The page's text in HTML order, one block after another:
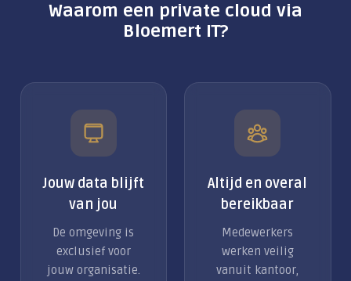
Waarom een private cloud via
Bloemert IT?
Jouw data blijft
van jou
De omgeving is
exclusief voor
jouw organisatie.
Altijd en overal
bereikbaar
Medewerkers
werken veilig
vanuit kantoor,